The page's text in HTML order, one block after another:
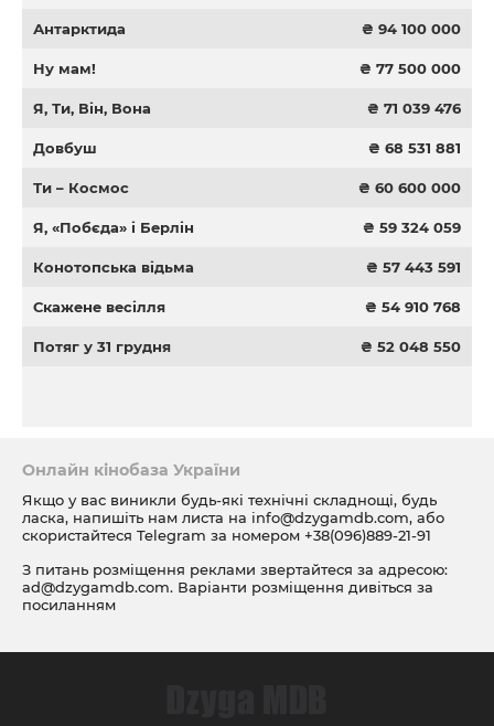
Антарктида ₴ 94 100 000
Ну мам! ₴ 77 500 000
Я, Ти, Він, Вона ₴ 71 039 476
Довбуш ₴ 68 531 881
Ти – Космос ₴ 60 600 000
Я, «Побєда» і Берлін ₴ 59 324 059
Конотопська відьма ₴ 57 443 591
Скажене весілля ₴ 54 910 768
Потяг у 31 грудня ₴ 52 048 550
Онлайн кінобаза України
Якщо у вас виникли будь-які технічні складнощі, будь
ласка, напишіть нам листа на info@dzygamdb.com, або
скористайтеся Telegram за номером +38(096)889-21-91
З питань розміщення реклами звертайтеся за адресою:
ad@dzygamdb.com. Варіанти розміщення дивіться за
посиланням